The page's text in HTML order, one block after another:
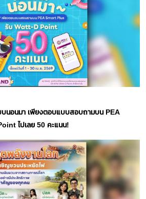
อบถามบน PEA
ไปเลย 50 คะแนน!